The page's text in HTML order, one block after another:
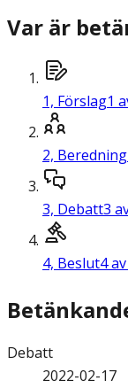
Var är
1, Förslag1
2, Beredning
3, Debatt3
4, Beslut4
Debatt
2022-02-17